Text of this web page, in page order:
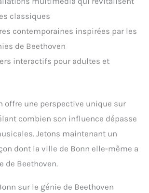
classiques
contemporaines inspirées par les
de Beethoven
interactifs pour adultes et
offre une perspective unique sur
combien son influence dépasse
Jetons maintenant un
dont la ville de Bonn elle-même a
de Beethoven.
sur le génie de Beethoven